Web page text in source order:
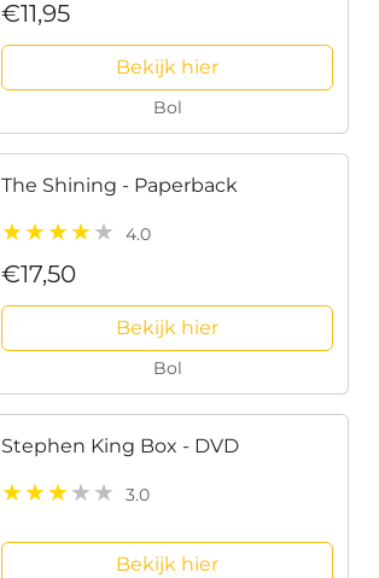
€11,95
Bekijk hier
Bol
The Shining - Paperback
4.0
€17,50
Bekijk hier
Bol
Stephen King Box - DVD
3.0
Bekijk hier